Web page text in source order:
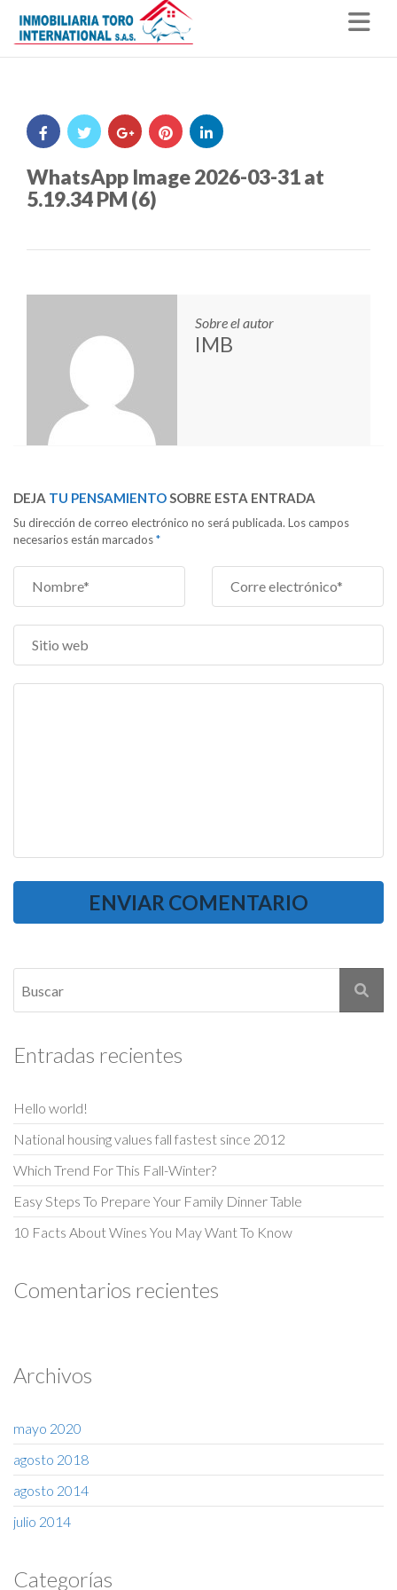
WhatsApp Image 2026-03-31 at
5.19.34 PM (6)
Sobre el autor
IMB
DEJA TU PENSAMIENTOSOBRE ESTA ENTRADA
Su dirección de correo electrónico no será publicada. Los campos
necesarios están marcados*
Entradas recientes
Hello world!
National housing values fall fastest since 2012
Which Trend For This Fall-Winter?
Easy Steps To Prepare Your Family Dinner Table
10 Facts About Wines You May Want To Know
Comentarios recientes
Archivos
mayo 2020
agosto 2018
agosto 2014
julio 2014
Categorías